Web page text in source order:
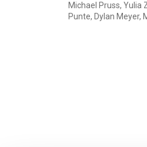
Michael Pruss, Yulia
Punte, Dylan Meyer,